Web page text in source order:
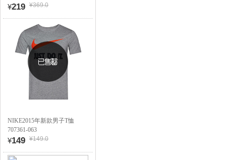
¥219 ¥369.0
NIKE2015年新款男子T恤
707361-063
¥149 ¥149.0